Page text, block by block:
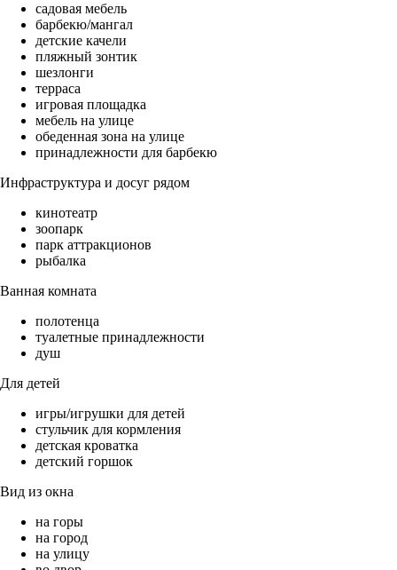
садовая мебель
барбекю/мангал
детские качели
пляжный зонтик
шезлонги
терраса
игровая площадка
мебель на улице
обеденная зона на улице
принадлежности для барбекю
Инфраструктура и досуг рядом
кинотеатр
зоопарк
парк аттракционов
рыбалка
Ванная комната
полотенца
туалетные принадлежности
душ
Для детей
игры/игрушки для детей
стульчик для кормления
детская кроватка
детский горшок
Вид из окна
на горы
на город
на улицу